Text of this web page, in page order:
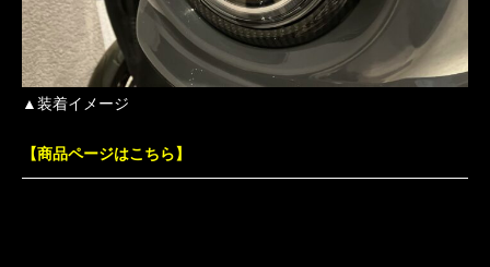
▲装着イメージ
【商品ページはこちら】